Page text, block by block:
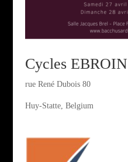
Cycles EBROIN
rue René Dubois 80
Huy-Statte, Belgium